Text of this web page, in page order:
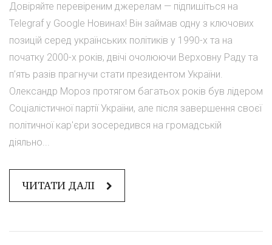
Довіряйте перевіреним джерелам — підпишіться на
Telegraf у Google Новинах! Він займав одну з ключових
позицій серед українських політиків у 1990-х та на
початку 2000-х років, двічі очолюючи Верховну Раду та
п’ять разів прагнучи стати президентом України.
Олександр Мороз протягом багатьох років був лідером
Соціалістичної партії України, але після завершення своєї
політичної кар'єри зосередився на громадській
діяльно...
ЧИТАТИ ДАЛІ